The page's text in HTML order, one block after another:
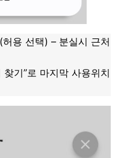
용 선택) – 분실시 근처
기”로 마지막 사용위치